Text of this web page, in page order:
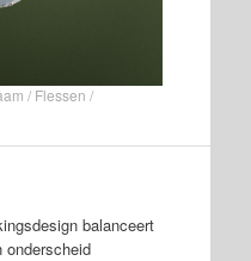
/ Flessen /
balanceert
onderscheid